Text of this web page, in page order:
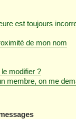
est toujours
de mon nom
modifier ?
membre, on me